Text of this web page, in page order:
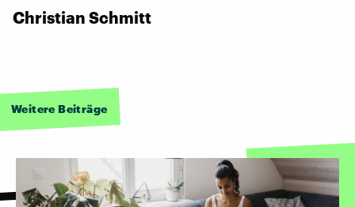
Christian Schmitt
Weitere Beiträge